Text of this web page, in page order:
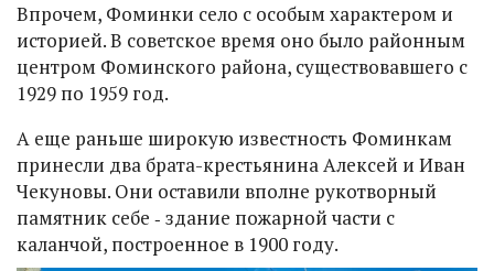
Впрочем, Фоминки село с особым характером и
историей. В советское время оно было районным
центром Фоминского района, существовавшего с
1929 по 1959 год.
А еще раньше широкую известность Фоминкам
принесли два брата-крестьянина Алексей и Иван
Чекуновы. Они оставили вполне рукотворный
памятник себе ‑ здание пожарной части с
каланчой, построенное в 1900 году.